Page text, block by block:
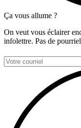
Ça vous allume ?
On veut vous éclairer
infolettre. Pas de